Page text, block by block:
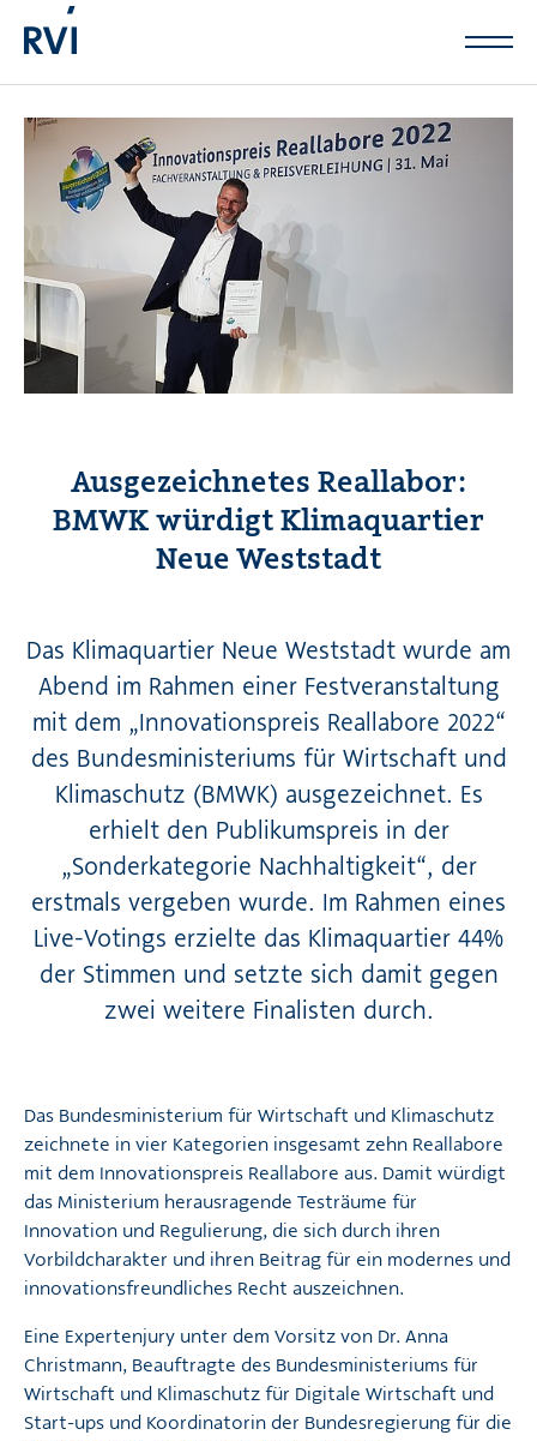
Ausgezeichnetes Reallabor:
BMWK würdigt Klimaquartier
Neue Weststadt
Das Klimaquartier Neue Weststadt wurde am
Abend im Rahmen einer Festveranstaltung
mit dem „Innovationspreis Reallabore 2022“
des Bundesministeriums für Wirtschaft und
Klimaschutz (BMWK) ausgezeichnet. Es
erhielt den Publikumspreis in der
„Sonderkategorie Nachhaltigkeit“, der
erstmals vergeben wurde. Im Rahmen eines
Live-Votings erzielte das Klimaquartier 44%
der Stimmen und setzte sich damit gegen
zwei weitere Finalisten durch.
Das Bundesministerium für Wirtschaft und Klimaschutz
zeichnete in vier Kategorien insgesamt zehn Reallabore
mit dem Innovationspreis Reallabore aus. Damit würdigt
das Ministerium herausragende Testräume für
Innovation und Regulierung, die sich durch ihren
Vorbildcharakter und ihren Beitrag für ein modernes und
innovationsfreundliches Recht auszeichnen.
Eine Expertenjury unter dem Vorsitz von Dr. Anna
Christmann, Beauftragte des Bundesministeriums für
Wirtschaft und Klimaschutz für Digitale Wirtschaft und
Start-ups und Koordinatorin der Bundesregierung für die